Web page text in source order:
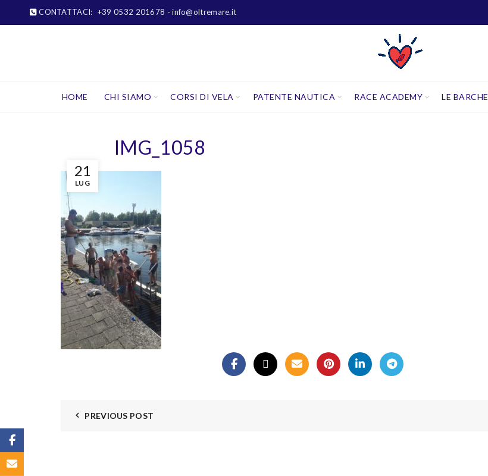
CONTATTACI: +39 0532 201678 - info@oltremare.it
HOME CHI SIAMO CORSI DI VELA PATENTE NAUTICA RACE ACADEMY LE BARCHE
21
LUG
IMG_1058
PREVIOUS POST